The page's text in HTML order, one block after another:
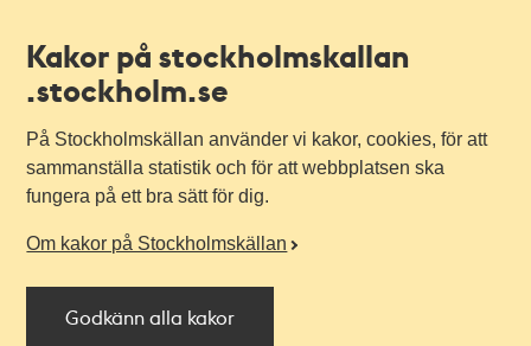
Kakor på stockholmskallan
.stockholm.se
På Stockholmskällan använder vi kakor, cookies, för att
sammanställa statistik och för att webbplatsen ska
fungera på ett bra sätt för dig.
Om kakor på Stockholmskällan
Godkänn alla kakor